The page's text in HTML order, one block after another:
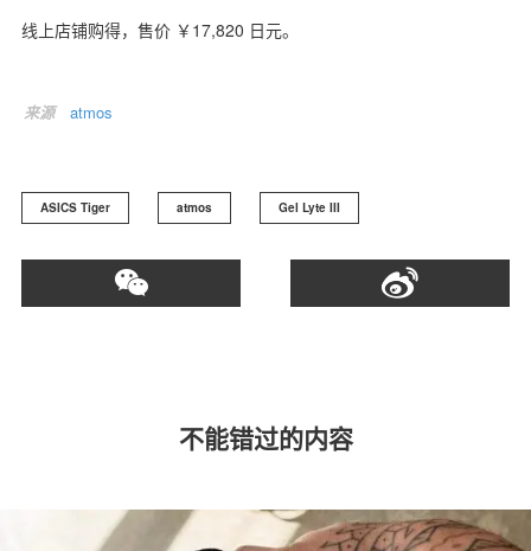
线上店铺购得，售价 ￥17,820 日元。
来源 atmos
ASICS Tiger atmos Gel Lyte III
不能错过的内容